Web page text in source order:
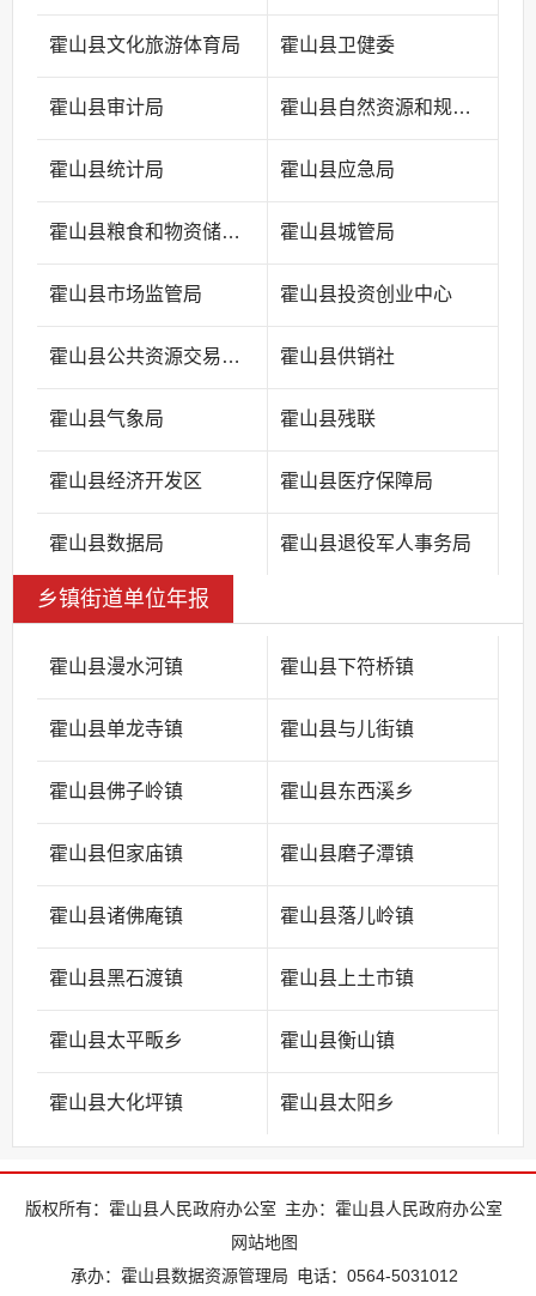
霍山县文化旅游体育局 霍山县卫健委
霍山县审计局 霍山县自然资源和规划局
霍山县统计局 霍山县应急局
霍山县粮食和物资储备中心 霍山县城管局
霍山县市场监管局 霍山县投资创业中心
霍山县公共资源交易中心 霍山县供销社
霍山县气象局 霍山县残联
霍山县经济开发区 霍山县医疗保障局
霍山县数据局 霍山县退役军人事务局
乡镇街道单位年报
霍山县漫水河镇 霍山县下符桥镇
霍山县单龙寺镇 霍山县与儿街镇
霍山县佛子岭镇 霍山县东西溪乡
霍山县但家庙镇 霍山县磨子潭镇
霍山县诸佛庵镇 霍山县落儿岭镇
霍山县黑石渡镇 霍山县上土市镇
霍山县太平畈乡 霍山县衡山镇
霍山县大化坪镇 霍山县太阳乡
版权所有：霍山县人民政府办公室 主办：霍山县人民政府办公室
网站地图
承办：霍山县数据资源管理局 电话：0564-5031012